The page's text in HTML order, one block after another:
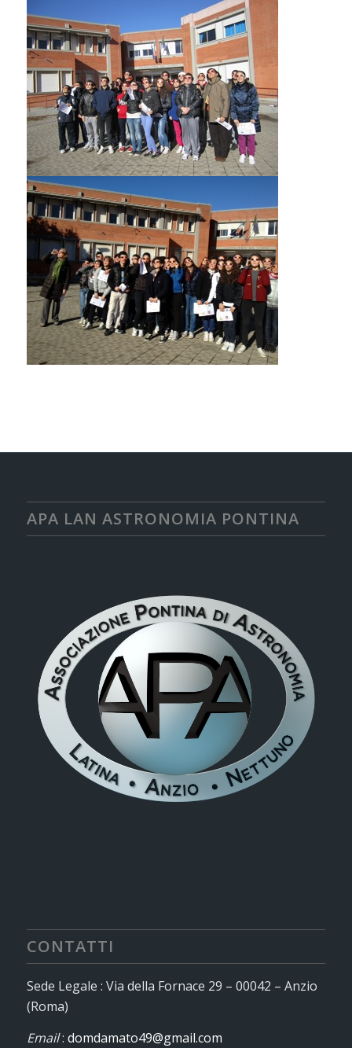
APA LAN ASTRONOMIA PONTINA
CONTATTI
Sede Legale : Via della Fornace 29 – 00042 – Anzio
(Roma)
Email: domdamato49@gmail.com